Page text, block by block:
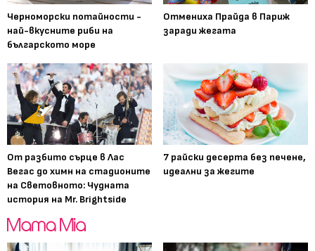
Черноморски потайности -
най-вкусните риби на
българското море
Отмениха Прайда в Париж
заради жегата
От разбито сърце в Лас
Вегас до химн на стадионите
на Световното: Чудната
история на Mr. Brightside
7 райски десерта без печене,
идеални за жегите